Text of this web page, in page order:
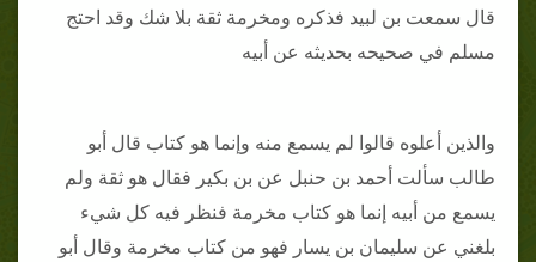
قال سمعت بن لبيد فذكره ومخرمة ثقة بلا شك وقد احتج
مسلم في صحيحه بحديثه عن أبيه
والذين أعلوه قالوا لم يسمع منه وإنما هو كتاب قال أبو
طالب سألت أحمد بن حنبل عن بن بكير فقال هو ثقة ولم
يسمع من أبيه إنما هو كتاب مخرمة فنظر فيه كل شيء
بلغني عن سليمان بن يسار فهو من كتاب مخرمة وقال أبو